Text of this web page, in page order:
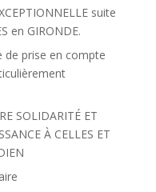
suite
en GIRONDE.
de prise en compte
SOLIDARITÉ ET
À CELLES ET